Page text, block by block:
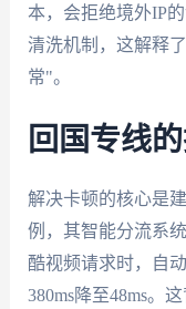
本，会拒绝境外IP
清洗机制，这解释
常"。
回国专线
解决卡顿的核心是
例，其智能分流系
酷视频请求时，自
380ms降至48ms。